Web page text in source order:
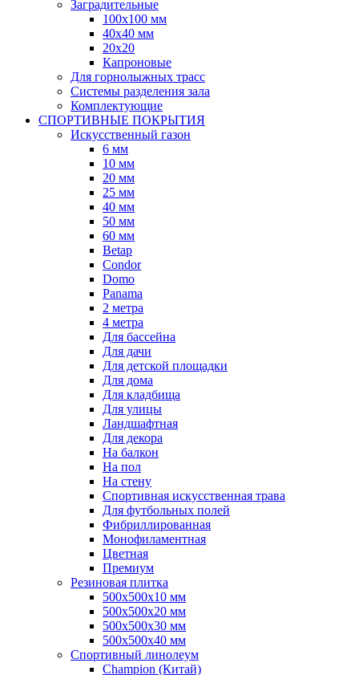
Заградительные
100х100 мм
40х40 мм
20х20
Капроновые
Для горнолыжных трасс
Системы разделения зала
Комплектующие
СПОРТИВНЫЕ ПОКРЫТИЯ
Искусственный газон
6 мм
10 мм
20 мм
25 мм
40 мм
50 мм
60 мм
Betap
Condor
Domo
Panama
2 метра
4 метра
Для бассейна
Для дачи
Для детской площадки
Для дома
Для кладбища
Для улицы
Ландшафтная
Для декора
На балкон
На пол
На стену
Спортивная искусственная трава
Для футбольных полей
Фибриллированная
Монофиламентная
Цветная
Премиум
Резиновая плитка
500х500х10 мм
500х500х20 мм
500х500х30 мм
500х500х40 мм
Спортивный линолеум
Champion (Китай)